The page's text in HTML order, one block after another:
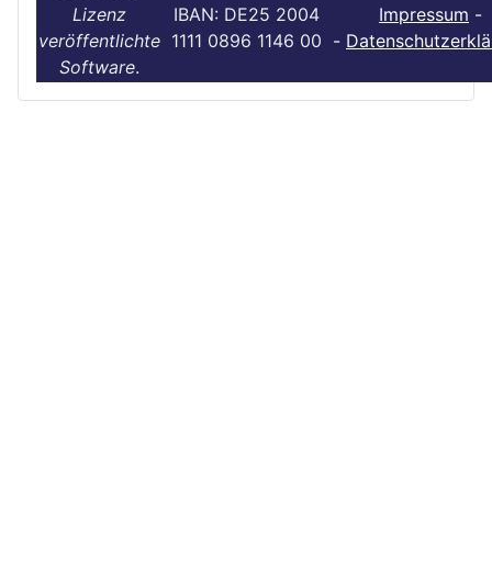
Lizenz
veröffentlichte
Software.
IBAN: DE25 2004
1111 0896 1146 00
Impressum -
-